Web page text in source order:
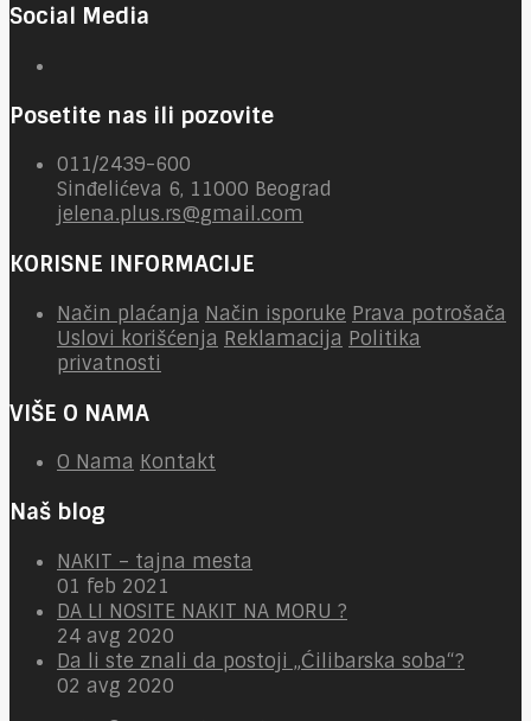
Social Media
Posetite nas ili pozovite
011/2439-600
Sinđelićeva 6, 11000 Beograd
jelena.plus.rs@gmail.com
KORISNE INFORMACIJE
Način plaćanja Način isporuke Prava potrošača
Uslovi korišćenja Reklamacija Politika
privatnosti
VIŠE O NAMA
O Nama Kontakt
Naš blog
NAKIT – tajna mesta
01 feb 2021
DA LI NOSITE NAKIT NA MORU ?
24 avg 2020
Da li ste znali da postoji „Ćilibarska soba“?
02 avg 2020